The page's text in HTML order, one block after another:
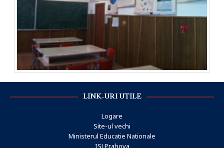
LINK-URI UTILE
Logare
Site-ul vechi
Ministerul Educatie Nationale
ISJ Prahova